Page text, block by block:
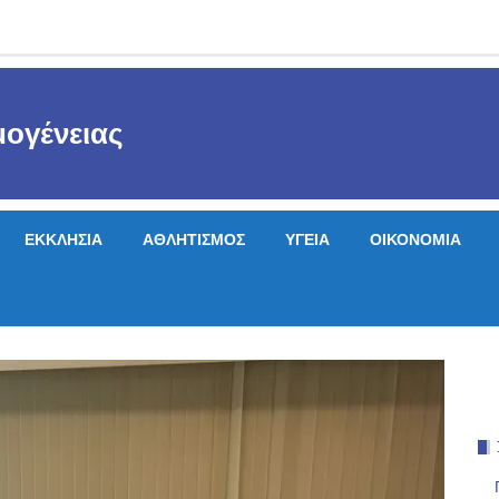
ΕΚΚΛΗΣΙΑ ΑΘΛΗΤΙΣΜΟΣ ΥΓΕΙΑ ΟΙΚΟΝΟΜΙΑ